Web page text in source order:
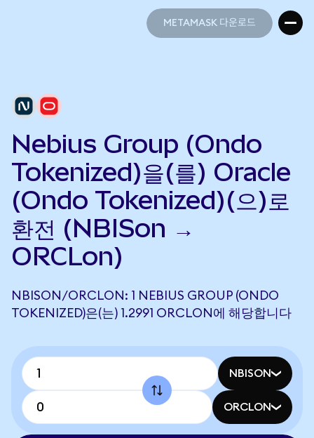
METAMASK 다운로드
Nebius Group (Ondo
Tokenized)을(를) Oracle
(Ondo Tokenized)(으)로
환전 (NBISon →
ORCLon)
NBISON/ORCLON: 1 NEBIUS GROUP (ONDO
TOKENIZED)은(는) 1.2991 ORCLON에 해당합니다
NBISON
ORCLON